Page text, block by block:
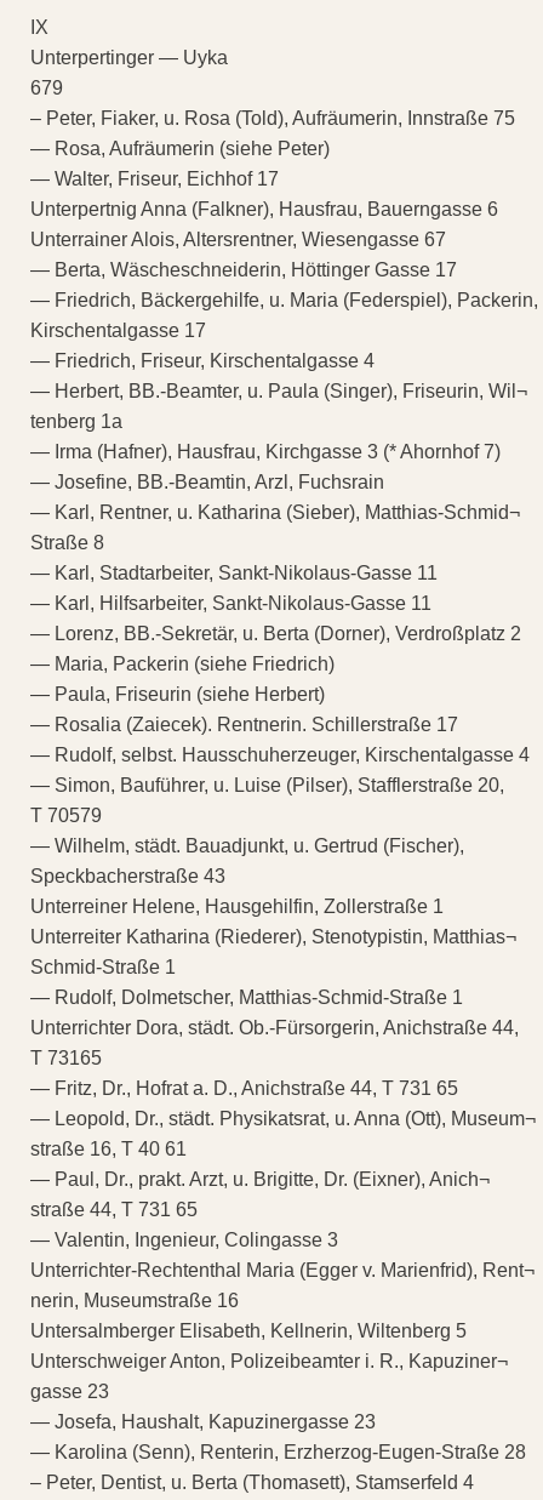
IX
Unterpertinger — Uyka
679
– Peter, Fiaker, u. Rosa (Told), Aufräumerin, Innstraße 75
— Rosa, Aufräumerin (siehe Peter)
— Walter, Friseur, Eichhof 17
Unterpertnig Anna (Falkner), Hausfrau, Bauerngasse 6
Unterrainer Alois, Altersrentner, Wiesengasse 67
— Berta, Wäscheschneiderin, Höttinger Gasse 17
— Friedrich, Bäckergehilfe, u. Maria (Federspiel), Packerin,
Kirschentalgasse 17
— Friedrich, Friseur, Kirschentalgasse 4
— Herbert, BB.-Beamter, u. Paula (Singer), Friseurin, Wil¬
tenberg 1a
— Irma (Hafner), Hausfrau, Kirchgasse 3 (* Ahornhof 7)
— Josefine, BB.-Beamtin, Arzl, Fuchsrain
— Karl, Rentner, u. Katharina (Sieber), Matthias-Schmid¬
Straße 8
— Karl, Stadtarbeiter, Sankt-Nikolaus-Gasse 11
— Karl, Hilfsarbeiter, Sankt-Nikolaus-Gasse 11
— Lorenz, BB.-Sekretär, u. Berta (Dorner), Verdroßplatz 2
— Maria, Packerin (siehe Friedrich)
— Paula, Friseurin (siehe Herbert)
— Rosalia (Zaiecek). Rentnerin. Schillerstraße 17
— Rudolf, selbst. Hausschuherzeuger, Kirschentalgasse 4
— Simon, Bauführer, u. Luise (Pilser), Stafflerstraße 20,
T 70579
— Wilhelm, städt. Bauadjunkt, u. Gertrud (Fischer),
Speckbacherstraße 43
Unterreiner Helene, Hausgehilfin, Zollerstraße 1
Unterreiter Katharina (Riederer), Stenotypistin, Matthias¬
Schmid-Straße 1
— Rudolf, Dolmetscher, Matthias-Schmid-Straße 1
Unterrichter Dora, städt. Ob.-Fürsorgerin, Anichstraße 44,
T 73165
— Fritz, Dr., Hofrat a. D., Anichstraße 44, T 731 65
— Leopold, Dr., städt. Physikatsrat, u. Anna (Ott), Museum¬
straße 16, T 40 61
— Paul, Dr., prakt. Arzt, u. Brigitte, Dr. (Eixner), Anich¬
straße 44, T 731 65
— Valentin, Ingenieur, Colingasse 3
Unterrichter-Rechtenthal Maria (Egger v. Marienfrid), Rent¬
nerin, Museumstraße 16
Untersalmberger Elisabeth, Kellnerin, Wiltenberg 5
Unterschweiger Anton, Polizeibeamter i. R., Kapuziner¬
gasse 23
— Josefa, Haushalt, Kapuzinergasse 23
— Karolina (Senn), Renterin, Erzherzog-Eugen-Straße 28
– Peter, Dentist, u. Berta (Thomasett), Stamserfeld 4